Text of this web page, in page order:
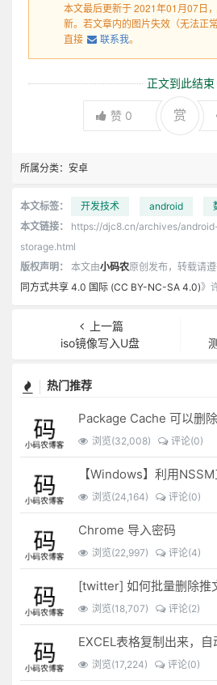
本文最后更新于 2021年01月07日
新。若文章内的图片失效（无法正
直接
联系我。
正文到此结束
赞 0 赏
所属分类： 安卓
本文标签： 开发技术 android
本文链接：
https://djc8.cn/archives/
storage.html
版权声明：
本文由小码农原创发布，转载请
同方式共享 4.0 国际 (CC BY-NC-SA 4.0)》
上一篇
iso镜像写入U盘
热门推荐
Package Cache 可以删除
浏览(32,008) 评论(0)
浏览(24,164) 评论(0)
Chrome 导入密码
浏览(22,997) 评论(4)
[twitter] 如何批量删除推
浏览(18,707) 评论(2)
浏览(17,224) 评论(0)